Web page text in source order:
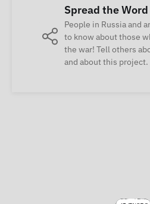
Spread the Word
People in Russia and
to know about those
the war! Tell others
and about this project.